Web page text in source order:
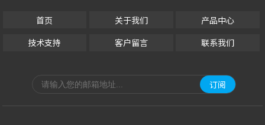
首页 关于我们
产品中心
技术支持
客户留言 联系我们
订阅